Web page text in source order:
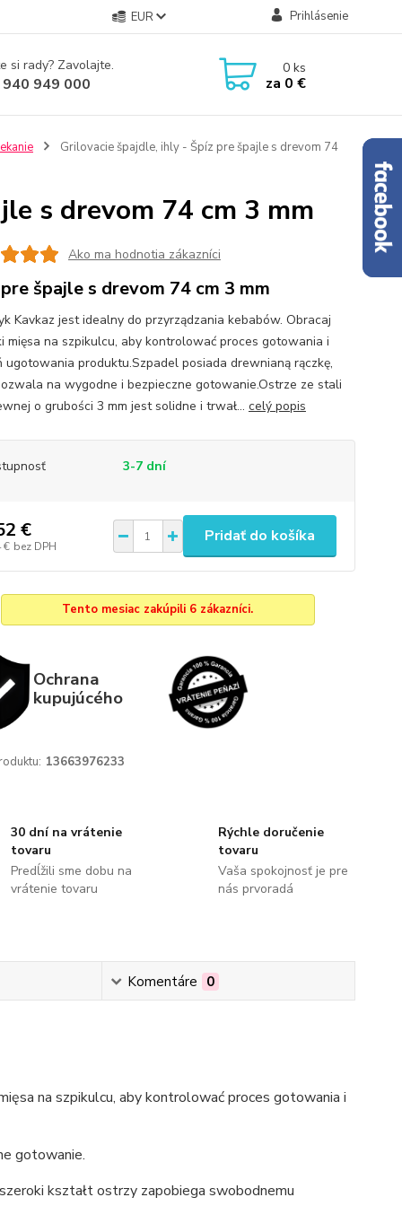
EUR Prihlásenie
si rady? Zavolajte.
949 000
0ks
za 0 €
Grilovacie špajdle, ihly - Špíz pre špajle s drevom 74
s drevom 74 cm 3 mm
Ako ma hodnotia zákazníci
špajle s drevom 74 cm 3 mm
Kavkaz jest idealny do przyrządzania kebabów. Obracaj
mięsa na szpikulcu, aby kontrolować proces gotowania i
ugotowania produktu.Szpadel posiada drewnianą rączkę,
na wygodne i bezpieczne gotowanie.Ostrze ze stali
o grubości 3 mm jest solidne i trwał... celý popis
3-7 dní
€
€ bez DPH
Pridať do košíka
Tento mesiac zakúpili 6 zákazníci.
Ochrana
kupujúcého
13663976233
30 dní na vrátenie
tovaru
Predĺžili sme dobu na
vrátenie tovaru
Rýchle doručenie
tovaru
Vaša spokojnosť je pre
nás prvoradá
Komentáre 0
na szpikulcu, aby kontrolować proces gotowania i
gotowanie.
kształt ostrzy zapobiega swobodnemu